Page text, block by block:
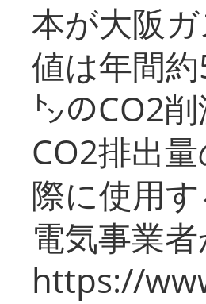
本が大阪
値は年間
㌧のCO2
CO2排出
際に使用
電気事業
https://